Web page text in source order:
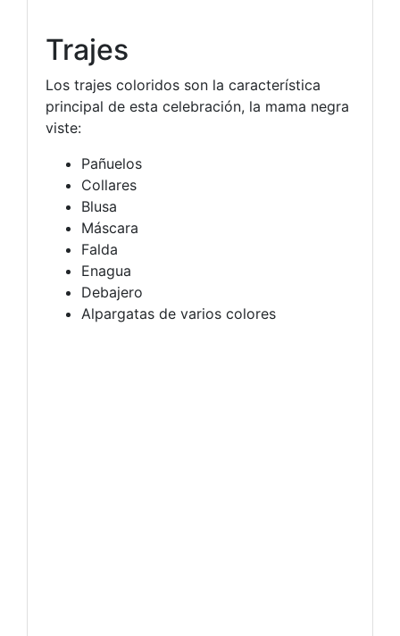
Trajes
Los trajes coloridos son la característica
principal de esta celebración, la mama negra
viste:
Pañuelos
Collares
Blusa
Máscara
Falda
Enagua
Debajero
Alpargatas de varios colores